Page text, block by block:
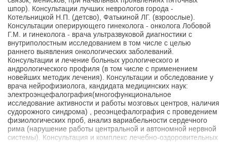
шпор). Консультации лучших неврологов города -
Котельницкой Н.П. (детсво), Фатькиной ЛГ. (взроослые).
Консультации оперирующего гинеколога - онколога Лобовой
Г.М. и гинеколога - врача ультразвуковой диагностики с
внутриполостным исследованием в том числе с целью
раннего выявления онкологических заболеваний.
Консультации и лечение больных урологического и
андрологического профиля (в том числе с применением
новейших методик лечения). Консультации и обследование у
врача нейрофизиолога, кандидата медицинских наук:
электроэнцефалография(многофункциональное
исследование активности и работы мозговых центров, наличия
судорожного синдрома) , реоэнцефалография с проведением
физиологических проб, анализ вариабельности сердечного
рима (нарушение работы центральной и автономной нервной
системы). Консультация и комплекс лечебно-оздоровительных